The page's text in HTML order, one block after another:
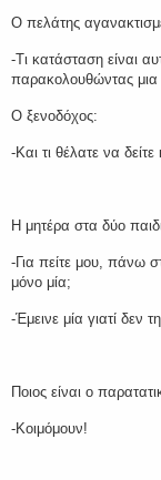
Ο πελάτης
-Τι κατάσταση είναι
παρακολουθώντας μια
Ο ξενοδόχος:
-Και τι θέλατε να
Η μητέρα στα δύο
-Για πείτε μου, πάνω
μόνο μία;
-Έμεινε μία γιατί δεν
Ποιος είναι ο
-Κοιμόμουν!